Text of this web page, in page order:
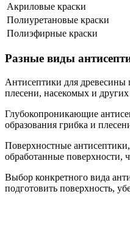
Акриловые краски
Полиуретановые краски
Полиэфирные краски
Разные виды
Антисептики для древесины
плесени, насекомых и
Глубокопроникающие
образования грибка и
Поверхностные
обработанные поверхности,
Выбор конкретного вида
подготовить поверхность,